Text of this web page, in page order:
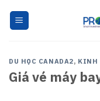
DU HỌC CANADA2, KINH
Giá vé máy